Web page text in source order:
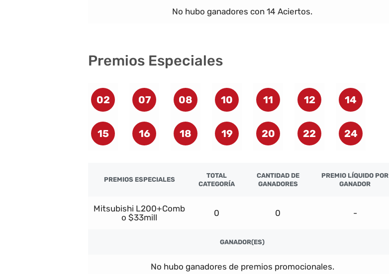
No hubo ganadores con 14 Aciertos.
Premios Especiales
02 07 08 10 11 12 14
15 16 18 19 20 22 24
PREMIOS ESPECIALES
TOTAL
CATEGORÍA
CANTIDAD DE
GANADORES
PREMIO LÍQUIDO POR
GANADOR
Mitsubishi L200+Comb
o $33mill
0 0 -
GANADOR(ES)
No hubo ganadores de premios promocionales.